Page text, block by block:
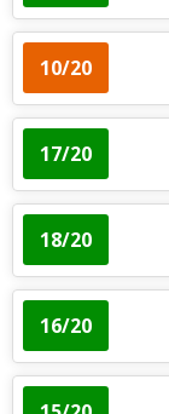
10/20
17/20
18/20
16/20